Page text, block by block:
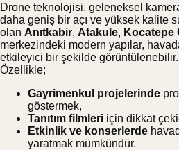
Drone teknolojisi, geleneksel
daha geniş bir açı ve yüksek kalite
olan Anıtkabir, Atakule, Kocatepe
merkezindeki modern yapılar,
etkileyici bir şekilde görüntülenebilir.
Özellikle;
Gayrimenkul projelerinde
göstermek,
Tanıtım filmleri için dikkat
Etkinlik ve konserlerde
yaratmak mümkündür.